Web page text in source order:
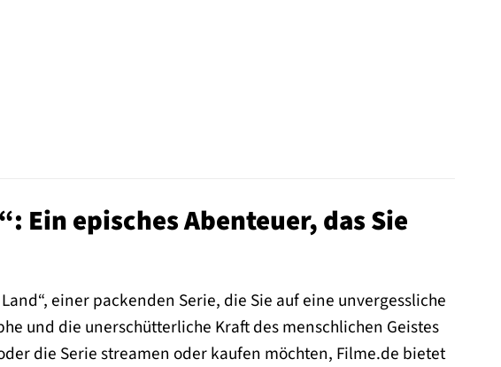
Ein episches Abenteuer, das Sie
einer packenden Serie, die Sie auf eine unvergessliche
und die unerschütterliche Kraft des menschlichen Geistes
die Serie streamen oder kaufen möchten, Filme.de bietet